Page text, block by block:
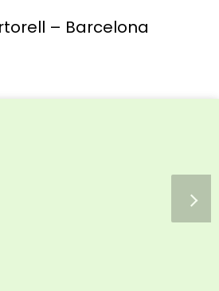
– Barcelona